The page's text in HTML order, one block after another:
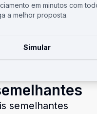
em minutos com
a melhor proposta.
Simular
semelhantes